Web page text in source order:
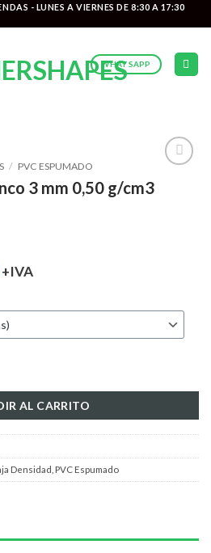
- LUNES A VIERNES DE 8:30 A 17:30
WHATSAPP
/ PVC ESPUMADO
3 mm 0,50 g/cm3
+IVA
0,50 g/cm3 1.22x2.44 MT cantidad
AL CARRITO
Densidad PVC Espumado